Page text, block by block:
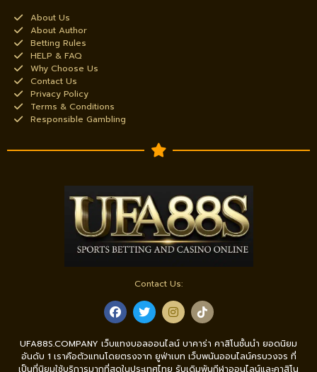
About Us
About Author
Betting Rules
HELP & FAQ
Why Choose Us
Contact Us
Privacy Policy
Terms & Conditions
Responsible Gambling
Contact Us:
UFA88S.COMPANY เว็บแทงบอลออนไลน์ บาคาร่า คาสิโนชั้นนำ ยอดนิยม
อันดับ 1 เราคือตัวแทนโดยตรงจาก ยูฟ่าเบท เว็บพนันออนไลน์ครบวงจร ที่